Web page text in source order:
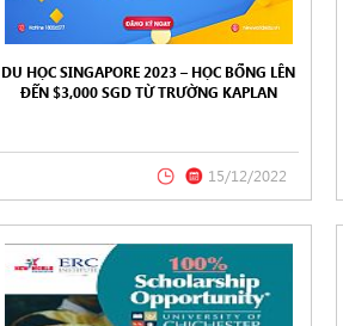
DU HỌC SINGAPORE 2023 – HỌC BỔNG LÊN
ĐẾN $3,000 SGD TỪ TRƯỜNG KAPLAN
15/12/2022